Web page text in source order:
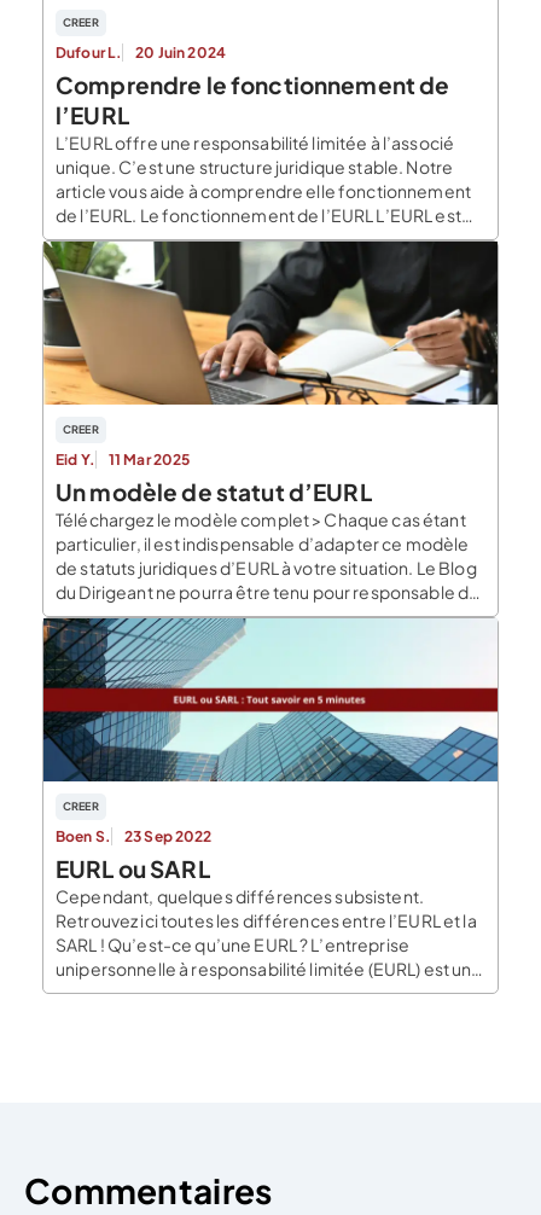
CREER
Dufour L. 20 Juin 2024
Comprendre le fonctionnement de
l’EURL
L’EURL offre une responsabilité limitée à l’associé
unique. C’est une structure juridique stable. Notre
article vous aide à comprendre elle fonctionnement
de l’EURL. Le fonctionnement de l’EURL L’EURL est
une entreprise unipersonnelle à la responsabilité
limitée à associé unique. Ainsi, l’associé unique
protège sa patrimoine personnel. La responsabilité
est limitée à hauteur des apports (en […]
CREER
Eid Y. 11 Mar 2025
Un modèle de statut d’EURL
Téléchargez le modèle complet > Chaque cas étant
particulier, il est indispensable d’adapter ce modèle
de statuts juridiques d’EURL à votre situation. Le Blog
du Dirigeant ne pourra être tenu pour responsable de
l’utilisation que vous ferez de ce modèle. Ce dernier
ne peut dispenser dans bien des cas de la
consultation d’un professionnel. Le […]
CREER
Boen S. 23 Sep 2022
EURL ou SARL
Cependant, quelques différences subsistent.
Retrouvez ici toutes les différences entre l’EURL et la
SARL ! Qu’est-ce qu’une EURL ? L’entreprise
unipersonnelle à responsabilité limitée (EURL) est une
SARL qui ne compte qu’un seul associé. C’est une
Commentaires